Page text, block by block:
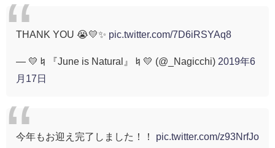
THANK YOU 😭💛✨ pic.twitter.com/7D6iRSYAq8
— 💛♮『June is Natural』♮💛 (@_Nagicchi) 2019年6
月17日
今年もお迎え完了しました！！ pic.twitter.com/z93NrfJo